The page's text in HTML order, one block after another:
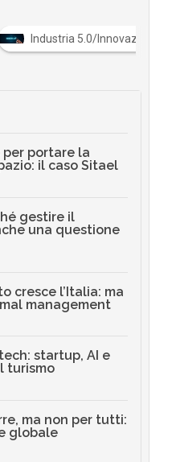
Industria 5.0/Innovazione in
portare la
il caso Sitael
gestire il
una questione
cresce l’Italia: ma
management
startup, AI e
turismo
ma non per tutti:
globale